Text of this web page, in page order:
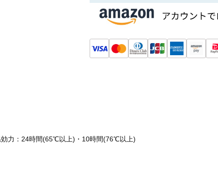
効力：24時間(65℃以上)・10時間(76℃以上)